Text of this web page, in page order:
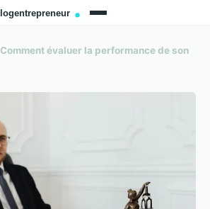
Comment évaluer la performance de son